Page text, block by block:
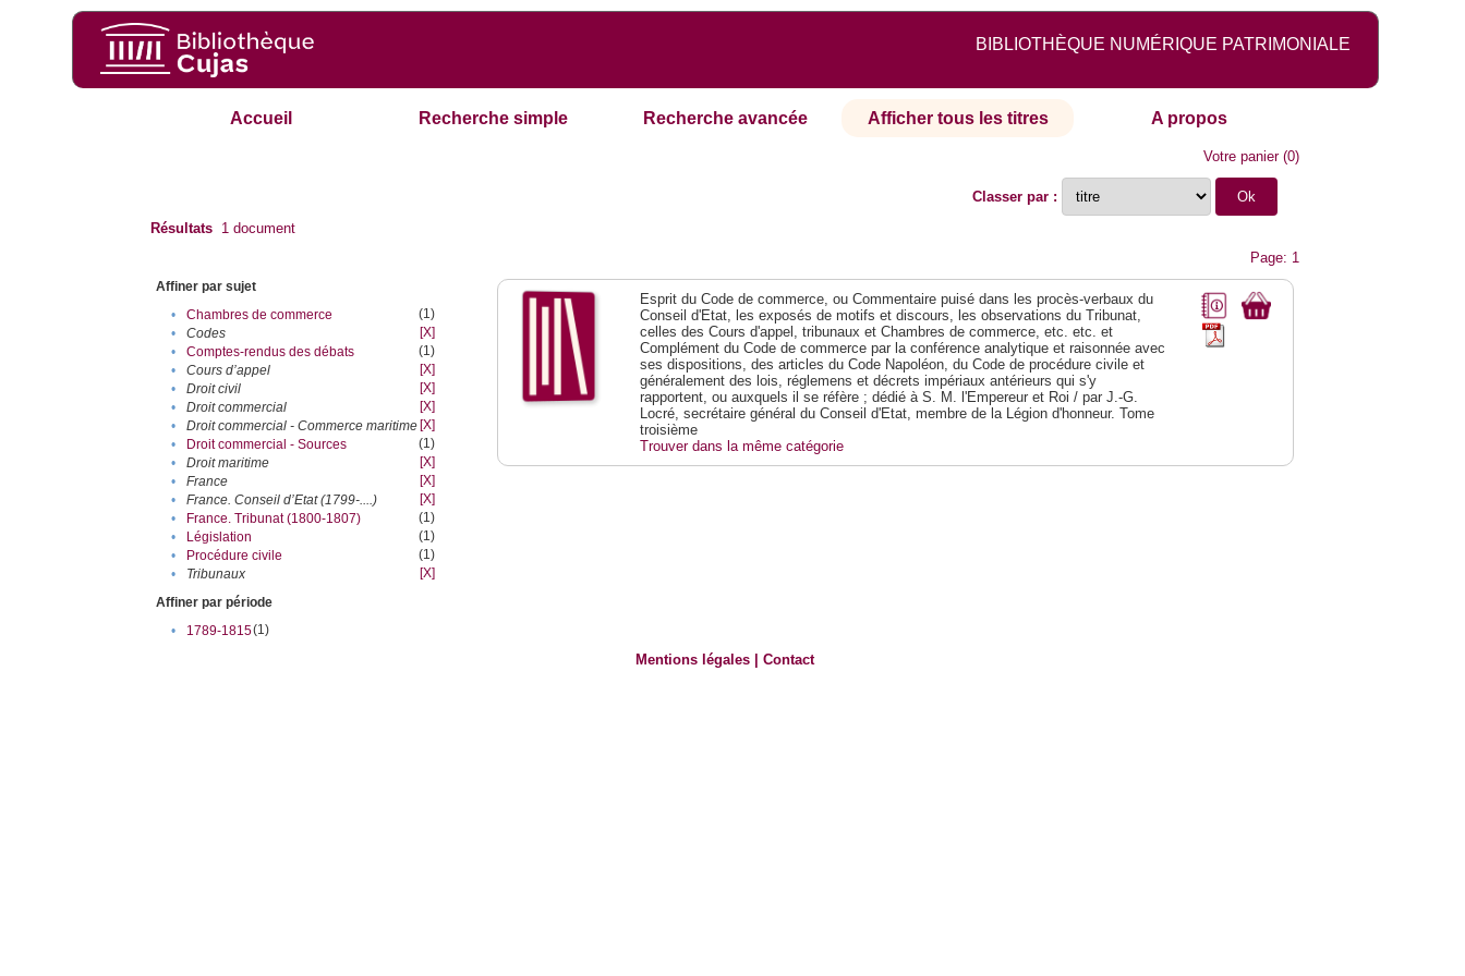
BIBLIOTHÈQUE NUMÉRIQUE PATRIMONIALE
Accueil Recherche simple Recherche avancée Afficher tous les titres A propos
Votre panier(0)
Classer par :
Résultats 1 document
Page: 1
Affiner par sujet
•
Chambres de commerce
(1)
•
Codes
[X]
•
Comptes-rendus des débats
(1)
•
Cours d’appel
[X]
•
Droit civil
[X]
•
Droit commercial
[X]
•
Droit commercial - Commerce maritime [X]
•
Droit commercial - Sources
(1)
•
Droit maritime
[X]
•
France
[X]
•
France. Conseil d’Etat (1799-....)
[X]
•
France. Tribunat (1800-1807)
(1)
•
Législation
(1)
•
Procédure civile
(1)
•
Tribunaux
[X]
Affiner par période
•
1789-1815(1)
Esprit du Code de commerce, ou Commentaire puisé dans les procès-verbaux du
Conseil d'Etat, les exposés de motifs et discours, les observations du Tribunat,
celles des Cours d'appel, tribunaux et Chambres de commerce, etc. etc. et
Complément du Code de commerce par la conférence analytique et raisonnée avec
ses dispositions, des articles du Code Napoléon, du Code de procédure civile et
généralement des lois, réglemens et décrets impériaux antérieurs qui s'y
rapportent, ou auxquels il se réfère ; dédié à S. M. l'Empereur et Roi / par J.-G.
Locré, secrétaire général du Conseil d'Etat, membre de la Légion d'honneur. Tome
troisième
Trouver dans la même catégorie
Mentions légales |Contact